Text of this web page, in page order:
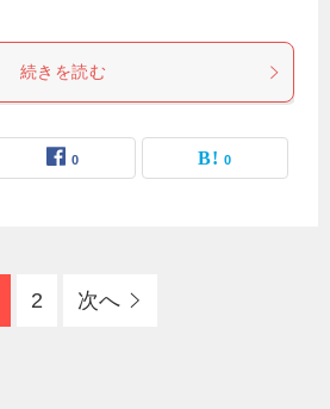
続きを読む
0 0
2 次へ